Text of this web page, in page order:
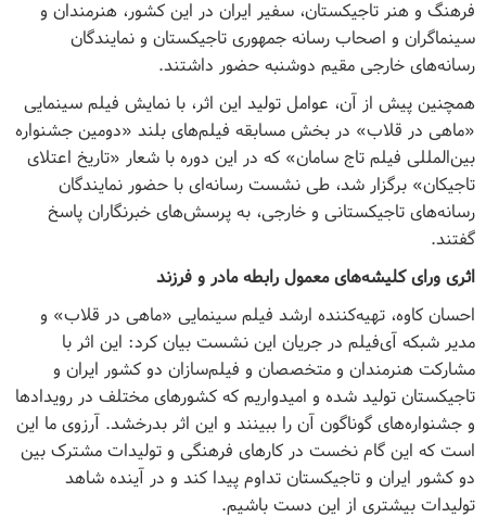
فرهنگ و هنر تاجیکستان، سفیر ایران در این کشور، هنرمندان و
سینماگران و اصحاب رسانه جمهوری تاجیکستان و نمایندگان
رسانه‌های خارجی مقیم دوشنبه حضور داشتند.
همچنین پیش از آن، عوامل تولید این اثر، با نمایش فیلم سینمایی
«ماهی در قلاب» در بخش مسابقه فیلم‌های بلند «دومین جشنواره
بین‌المللی فیلم تاج سامان» که در این دوره با شعار «تاریخ اعتلای
تاجیکان» برگزار شد، طی نشست رسانه‌ای با حضور نمایندگان
رسانه‌های تاجیکستانی و خارجی، به پرسش‌های خبرنگاران پاسخ
گفتند.
اثری ورای کلیشه‌های معمول رابطه مادر و فرزند
احسان کاوه، تهیه‌کننده ارشد فیلم سینمایی «ماهی در قلاب» و
مدیر شبکه آی‌فیلم در جریان این نشست بیان کرد: این اثر با
مشارکت هنرمندان و متخصصان و فیلم‌سازان دو کشور ایران و
تاجیکستان تولید شده و امیدواریم که کشورهای مختلف در رویدادها
و جشنواره‌های گوناگون آن را ببینند و این اثر بدرخشد. آرزوی ما این
است که این گام نخست در کارهای فرهنگی و تولیدات مشترک بین
دو کشور ایران و تاجیکستان تداوم پیدا کند و در آینده شاهد
تولیدات بیشتری از این دست باشیم.